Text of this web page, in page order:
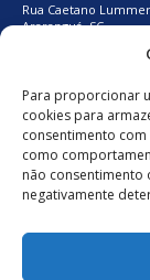
Para proporcionar
cookies para
consentimento
como
não
negativamente
Rua Caetano
Araranguá, SC.
48
48